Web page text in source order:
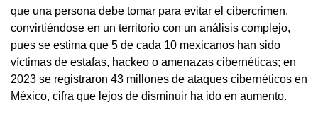
que una persona debe tomar para evitar el cibercrimen,
convirtiéndose en un territorio con un análisis complejo,
pues se estima que 5 de cada 10 mexicanos han sido
víctimas de estafas, hackeo o amenazas cibernéticas; en
2023 se registraron 43 millones de ataques cibernéticos en
México, cifra que lejos de disminuir ha ido en aumento.